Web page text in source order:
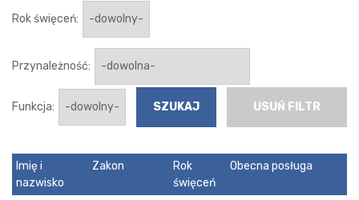
Rok święceń:
Przynależność:
Funkcja: USUŃ FILTR
Imię i
nazwisko
Zakon
Rok
święceń
Obecna posługa